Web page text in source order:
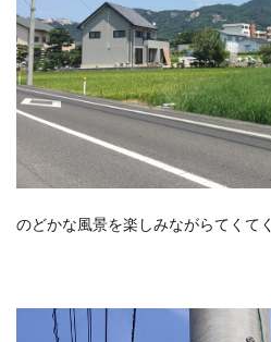
のどかな風景を楽しみながらてくて